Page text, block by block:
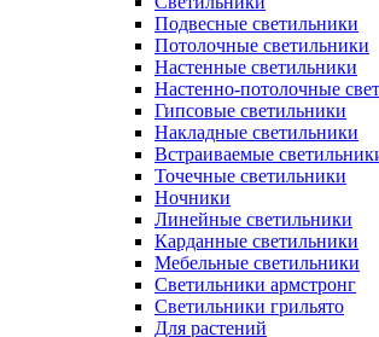
Подвесные светильники
Потолочные светильники
Настенные светильники
Настенно-потолочные
Гипсовые светильники
Накладные светильники
Встраиваемые
Точечные светильники
Ночники
Линейные светильники
Карданные светильники
Мебельные светильники
Светильники армстронг
Светильники грильято
Для растений